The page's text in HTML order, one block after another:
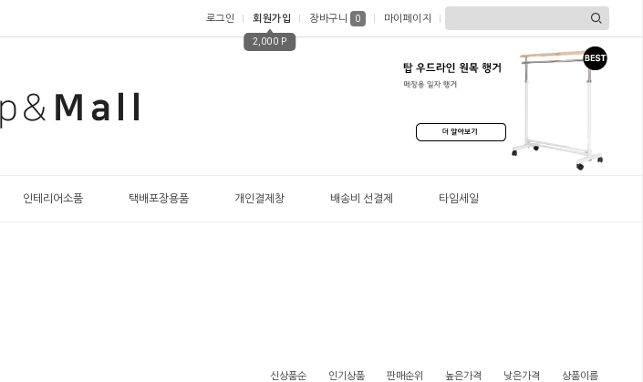
로그인 회원가입
2,000 P
장바구니 0 마이페이지
인테리어소품 택배포장용품 개인결제창 배송비 선결제 타임세일
신상품순 인기상품 판매순위 높은가격 낮은가격 상품이름